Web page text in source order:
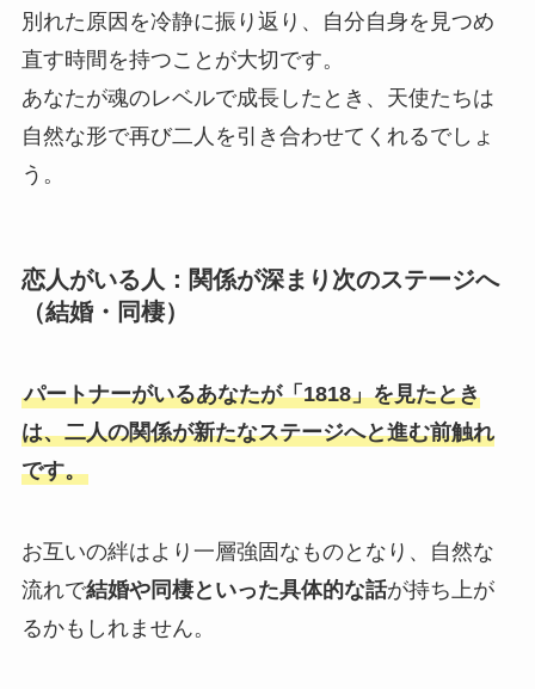
別れた原因を冷静に振り返り、自分自身を見つめ
直す時間を持つことが大切です。
あなたが魂のレベルで成長したとき、天使たちは
自然な形で再び二人を引き合わせてくれるでしょ
う。
恋人がいる人：関係が深まり次のステージへ
（結婚・同棲）
パートナーがいるあなたが「1818」を見たとき
は、二人の関係が新たなステージへと進む前触れ
です。
お互いの絆はより一層強固なものとなり、自然な
流れで結婚や同棲といった具体的な話が持ち上が
るかもしれません。